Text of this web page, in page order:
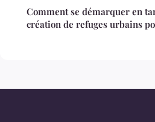
Comment se démarquer en
création de refuges urbains